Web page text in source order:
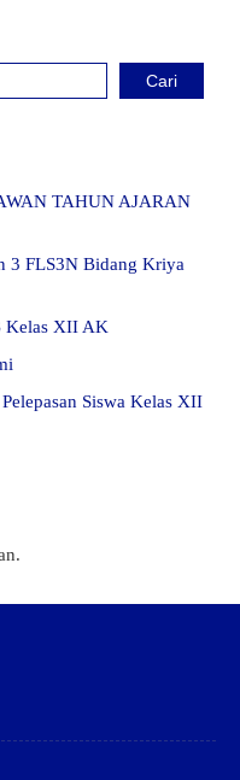
Cari
TAHUN AJARAN
3 FLS3N Bidang Kriya
Kelas XII AK
Siswa Kelas XII